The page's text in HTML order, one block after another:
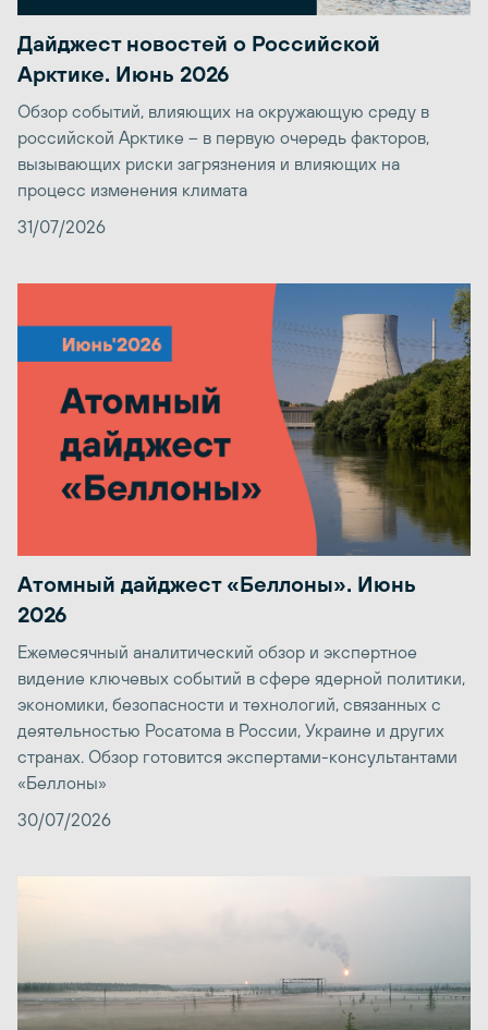
Дайджест новостей о Российской
Арктике. Июнь 2026
Обзор событий, влияющих на окружающую среду в
российской Арктике – в первую очередь факторов,
вызывающих риски загрязнения и влияющих на
процесс изменения климата
31/07/2026
Атомный дайджест «Беллоны». Июнь
2026
Ежемесячный аналитический обзор и экспертное
видение ключевых событий в сфере ядерной политики,
экономики, безопасности и технологий, связанных с
деятельностью Росатома в России, Украине и других
странах. Обзор готовится экспертами-консультантами
«Беллоны»
30/07/2026